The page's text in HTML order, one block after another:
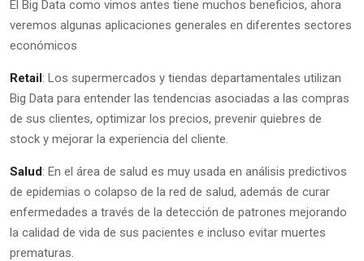
El Big Data como vimos antes tiene muchos beneficios, ahora
veremos algunas aplicaciones generales en diferentes sectores
económicos
Retail: Los supermercados y tiendas departamentales utilizan
Big Data para entender las tendencias asociadas a las compras
de sus clientes, optimizar los precios, prevenir quiebres de
stock y mejorar la experiencia del cliente.
Salud: En el área de salud es muy usada en análisis predictivos
de epidemias o colapso de la red de salud, además de curar
enfermedades a través de la detección de patrones mejorando
la calidad de vida de sus pacientes e incluso evitar muertes
prematuras.